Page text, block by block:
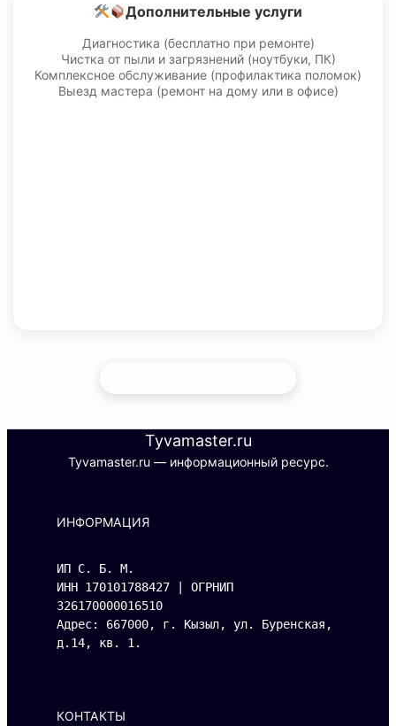
Дополнительные услуги
Диагностика (бесплатно при ремонте)
Чистка от пыли и загрязнений (ноутбуки, ПК)
Комплексное обслуживание (профилактика поломок)
Выезд мастера (ремонт на дому или в офисе)
Tyvamaster.ru
Tyvamaster.ru — информационный ресурс.
ИНФОРМАЦИЯ
ИП С. Б. М.
ИНН 170101788427 | ОГРНИП
326170000016510
Адрес: 667000, г. Кызыл, ул. Буренская,
д.14, кв. 1.
КОНТАКТЫ